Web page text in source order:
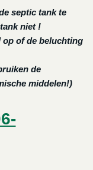
septic tank te
niet !
op of de beluchting
de
middelen!)